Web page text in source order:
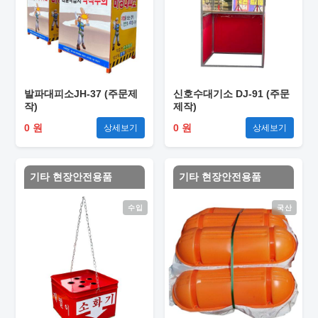
발파대피소JH-37 (주문제
작)
0 원
상세보기
신호수대기소 DJ-91 (주문
제작)
0 원
상세보기
기타 현장안전용품
수입
기타 현장안전용품
국산